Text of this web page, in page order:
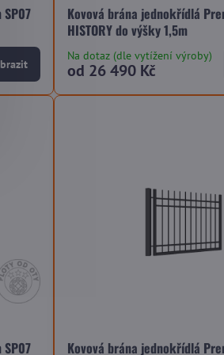
Kovová brána jednokřídlá
HISTORY do výšky 1,5m
Na dotaz (dle vytížení výroby)
od 26 490 Kč
Kovová brána jednokřídlá